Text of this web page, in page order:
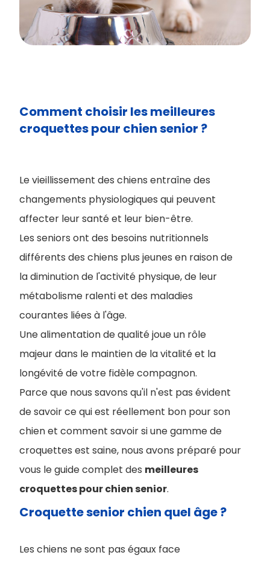
Comment choisir les meilleures
croquettes pour chien senior ?
Le vieillissement des chiens entraîne des
changements physiologiques qui peuvent
affecter leur santé et leur bien-être.
Les seniors ont des besoins nutritionnels
différents des chiens plus jeunes en raison de
la diminution de l'activité physique, de leur
métabolisme ralenti et des maladies
courantes liées à l'âge.
Une alimentation de qualité joue un rôle
majeur dans le maintien de la vitalité et la
longévité de votre fidèle compagnon.
Parce que nous savons qu'il n'est pas évident
de savoir ce qui est réellement bon pour son
chien et comment savoir si une gamme de
croquettes est saine, nous avons préparé pour
vous le guide complet des meilleures
croquettes pour chien senior.
Croquette senior chien quel âge ?
Les chiens ne sont pas égaux face